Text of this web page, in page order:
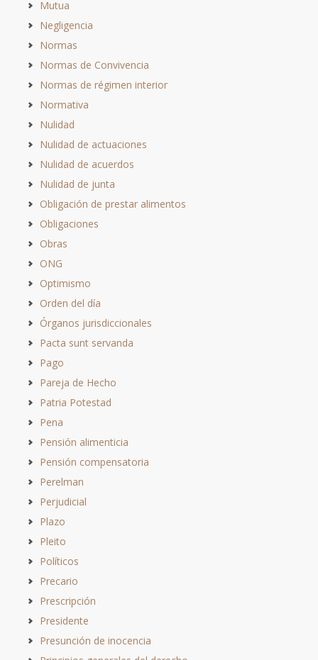
Mutua
Negligencia
Normas
Normas de Convivencia
Normas de régimen interior
Normativa
Nulidad
Nulidad de actuaciones
Nulidad de acuerdos
Nulidad de junta
Obligación de prestar alimentos
Obligaciones
Obras
ONG
Optimismo
Orden del día
Órganos jurisdiccionales
Pacta sunt servanda
Pago
Pareja de Hecho
Patria Potestad
Pena
Pensión alimenticia
Pensión compensatoria
Perelman
Perjudicial
Plazo
Pleito
Políticos
Precario
Prescripción
Presidente
Presunción de inocencia